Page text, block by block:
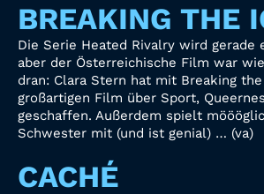
BREAKING THE
Die Serie Heated Rivalry wird gerade
aber der Österreichische Film war
dran: Clara Stern hat mit Breaking
großartigen Film über Sport,
geschaffen. Außerdem spielt
Schwester mit (und ist genial) … (va)
CACHÉ